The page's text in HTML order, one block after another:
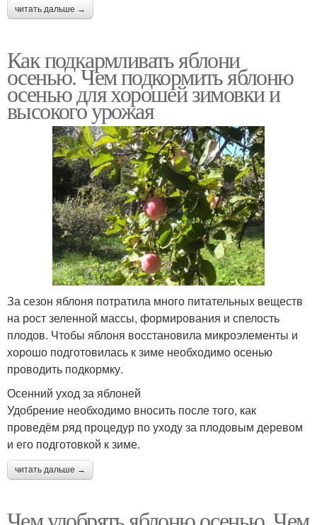
читать дальше →
Как подкармливать яблони
осенью. Чем подкормить яблоню
осенью для хорошей зимовки и
высокого урожая
За сезон яблоня потратила много питательных веществ
на рост зеленной массы, формирования и спелость
плодов. Чтобы яблоня восстановила микроэлементы и
хорошо подготовилась к зиме необходимо осенью
проводить подкормку.
Осенний уход за яблоней
Удобрение необходимо вносить после того, как
проведём ряд процедур по уходу за плодовым деревом
и его подготовкой к зиме.
читать дальше →